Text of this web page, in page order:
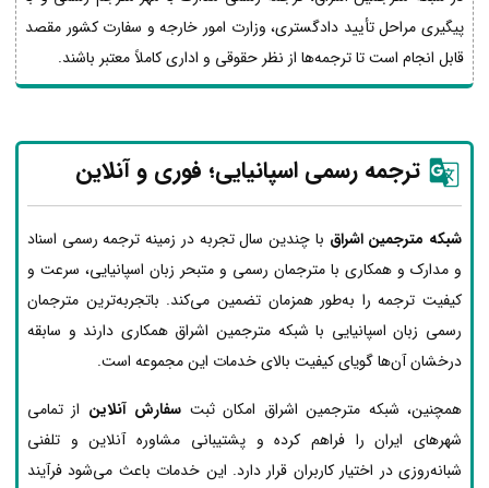
پیگیری مراحل تأیید دادگستری، وزارت امور خارجه و سفارت کشور مقصد
قابل انجام است تا ترجمه‌ها از نظر حقوقی و اداری کاملاً معتبر باشند.
ترجمه رسمی اسپانیایی؛ فوری و آنلاین
شبکه مترجمین اشراق با چندین سال تجربه در زمینه ترجمه رسمی اسناد
و مدارک و همکاری با مترجمان رسمی و متبحر زبان اسپانیایی، سرعت و
کیفیت ترجمه را به‌طور همزمان تضمین می‌کند. باتجربه‌ترین مترجمان
رسمی زبان اسپانیایی با شبکه مترجمین اشراق همکاری دارند و سابقه
درخشان آن‌ها گویای کیفیت بالای خدمات این مجموعه است.
همچنین، شبکه مترجمین اشراق امکان ثبت سفارش آنلاین از تمامی
شهرهای ایران را فراهم کرده و پشتیبانی مشاوره آنلاین و تلفنی
شبانه‌روزی در اختیار کاربران قرار دارد. این خدمات باعث می‌شود فرآیند